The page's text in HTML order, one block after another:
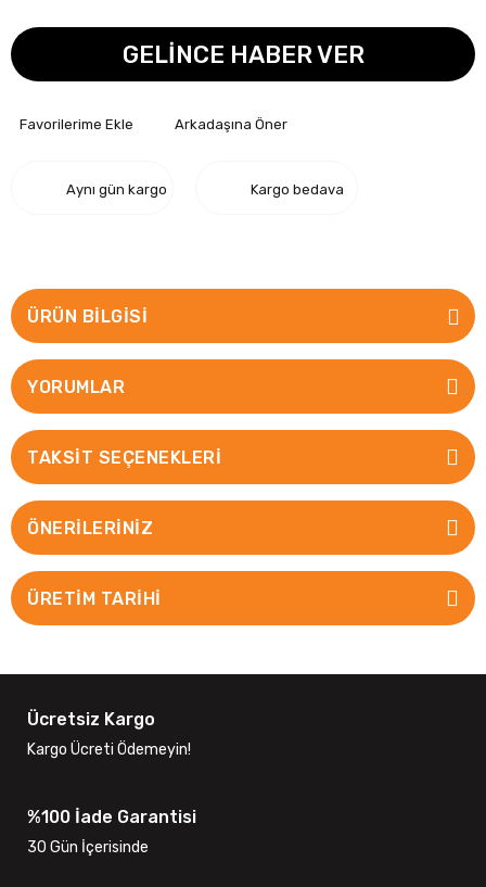
GELİNCE HABER VER
Arkadaşına Öner
Aynı gün kargo Kargo bedava
ÜRÜN BILGISI
YORUMLAR
TAKSIT SEÇENEKLERI
ÖNERILERINIZ
ÜRETİM TARİHİ
Ücretsiz Kargo
Kargo Ücreti Ödemeyin!
%100 İade Garantisi
30 Gün İçerisinde